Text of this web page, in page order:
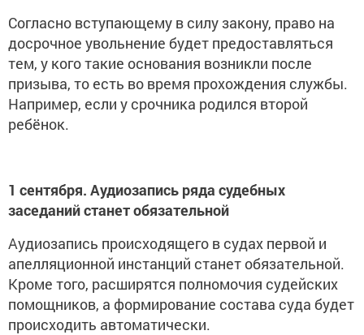
Согласно вступающему в силу закону, право на
досрочное увольнение будет предоставляться
тем, у кого такие основания возникли после
призыва, то есть во время прохождения службы.
Например, если у срочника родился второй
ребёнок.
1 сентября. Аудиозапись ряда судебных
заседаний станет обязательной
Аудиозапись происходящего в судах первой и
апелляционной инстанций станет обязательной.
Кроме того, расширятся полномочия судейских
помощников, а формирование состава суда будет
происходить автоматически.